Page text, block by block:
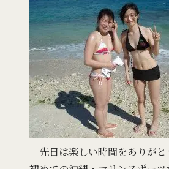
「先日は楽しい時間をありが